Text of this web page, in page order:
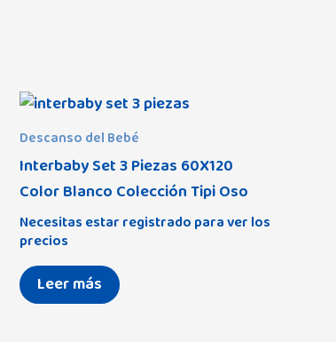
Descanso del Bebé
Interbaby Set 3 Piezas 60X120
Color Blanco Colección Tipi Oso
Necesitas estar registrado para ver los
precios
Leer más